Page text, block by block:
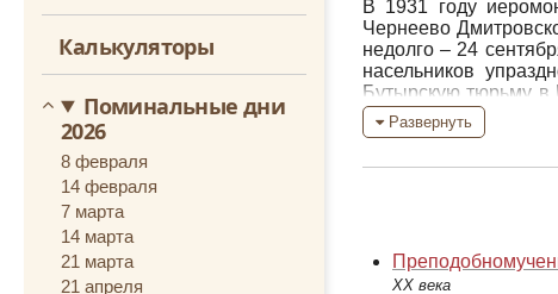
В 1931 году
Чернеево
недолго – 24
насельников
Бутырскую тюрьму в
следователям
что он производил
отказался
монастыре я
После этого я
Развернуть
ХХ века
Калькуляторы
Поминальные дни
2026
8 февраля
14 февраля
7 марта
14 марта
21 марта
21 апреля